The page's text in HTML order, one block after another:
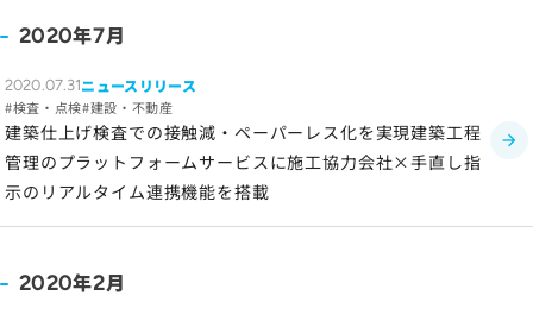
ソーシャルメディアポリシー
情報セキュリティポリシー
労働者派遣事業に関わる情報
メールマガジン
2020年7月
2020.07.31ニュースリリース
検査・点検 建設・不動産
建築仕上げ検査での接触減・ペーパーレス化を実現建築工程
管理のプラットフォームサービスに施工協力会社×手直し指
示のリアルタイム連携機能を搭載
2020年2月